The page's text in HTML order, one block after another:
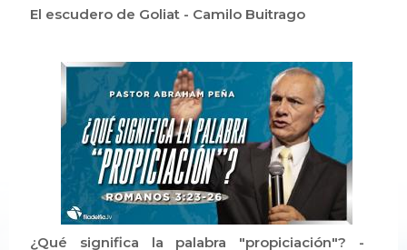
El escudero de Goliat - Camilo Buitrago
¿Qué significa la palabra "propiciación"? -